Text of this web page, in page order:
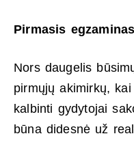
Pirmasis
Nors daugelis
pirmųjų akimirkų,
kalbinti gydytojai
būna didesnė už